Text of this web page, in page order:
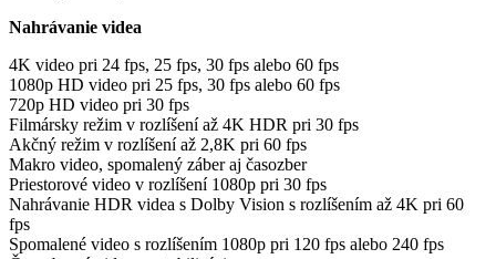
Nahrávanie videa
4K video pri 24 fps, 25 fps, 30 fps alebo 60 fps
1080p HD video pri 25 fps, 30 fps alebo 60 fps
720p HD video pri 30 fps
Filmársky režim v rozlíšení až 4K HDR pri 30 fps
Akčný režim v rozlíšení až 2,8K pri 60 fps
Makro video, spomalený záber aj časozber
Priestorové video v rozlíšení 1080p pri 30 fps
Nahrávanie HDR videa s Dolby Vision s rozlíšením až 4K pri 60
fps
Spomalené video s rozlíšením 1080p pri 120 fps alebo 240 fps